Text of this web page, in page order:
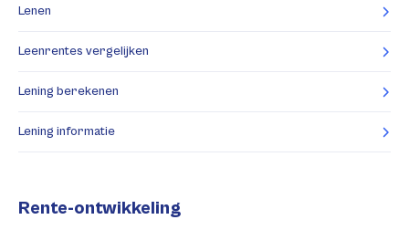
Lenen
Leenrentes vergelijken
Lening berekenen
Lening informatie
Rente-ontwikkeling